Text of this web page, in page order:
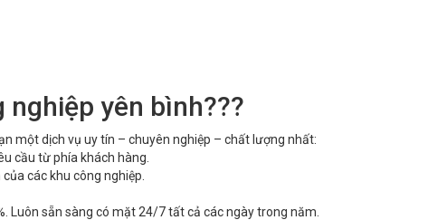
yên bình???
một dịch vụ uy tín – chuyên nghiệp – chất lượng nhất:
cầu từ phía khách hàng.
các khu công nghiệp.
Luôn sẵn sàng có mặt 24/7 tất cả các ngày trong năm.